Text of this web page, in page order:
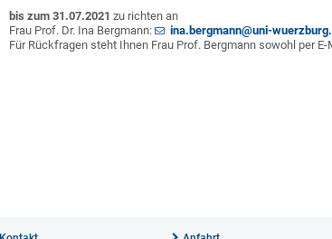
bis zum 31.07.2021 zu richten an
Frau Prof. Dr. Ina Bergmann:
ina.bergmann@uni-
Für Rückfragen steht Ihnen Frau Prof. Bergmann sowohl per